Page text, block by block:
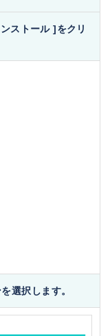
ストール ]をクリ
選択します。